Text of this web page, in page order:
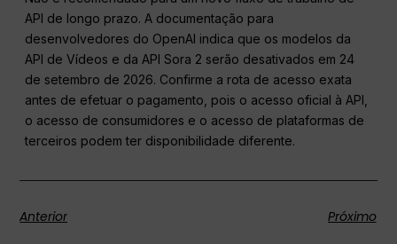
API de longo prazo. A documentação para
desenvolvedores do OpenAI indica que os modelos da
API de Vídeos e da API Sora 2 serão desativados em 24
de setembro de 2026. Confirme a rota de acesso exata
antes de efetuar o pagamento, pois o acesso oficial à API,
o acesso de consumidores e o acesso de plataformas de
terceiros podem ter disponibilidade diferente.
Anterior Próximo